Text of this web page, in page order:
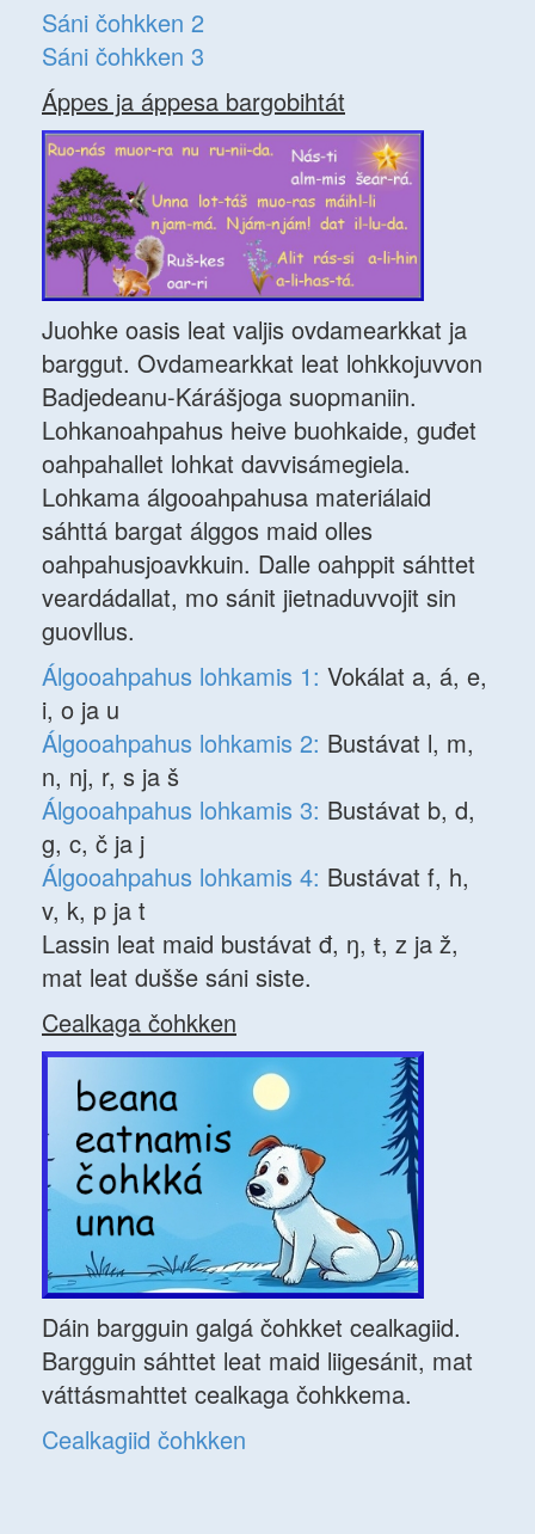
Sáni čohkken 2
Sáni čohkken 3
Áppes ja áppesa bargobihtát
Juohke oasis leat valjis ovdamearkkat ja
barggut. Ovdamearkkat leat lohkkojuvvon
Badjedeanu-Kárášjoga suopmaniin.
Lohkanoahpahus heive buohkaide, guđet
oahpahallet lohkat davvisámegiela.
Lohkama álgooahpahusa materiálaid
sáhttá bargat álggos maid olles
oahpahusjoavkkuin. Dalle oahppit sáhttet
veardádallat, mo sánit jietnaduvvojit sin
guovllus.
Álgooahpahus lohkamis 1: Vokálat a, á, e,
i, o ja u
Álgooahpahus lohkamis 2: Bustávat l, m,
n, nj, r, s ja š
Álgooahpahus lohkamis 3: Bustávat b, d,
g, c, č ja j
Álgooahpahus lohkamis 4: Bustávat f, h,
v, k, p ja t
Lassin leat maid bustávat đ, ŋ, ŧ, z ja ž,
mat leat dušše sáni siste.
Cealkaga čohkken
Dáin bargguin galgá čohkket cealkagiid.
Bargguin sáhttet leat maid liigesánit, mat
váttásmahttet cealkaga čohkkema.
Cealkagiid čohkken